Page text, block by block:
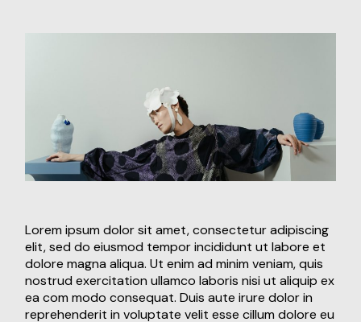
Lorem ipsum dolor sit amet, consectetur adipiscing
elit, sed do eiusmod tempor incididunt ut labore et
dolore magna aliqua. Ut enim ad minim veniam, quis
nostrud exercitation ullamco laboris nisi ut aliquip ex
ea com modo consequat. Duis aute irure dolor in
reprehenderit in voluptate velit esse cillum dolore eu